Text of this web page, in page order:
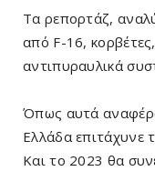
Τα ρεπορτάζ,
από F-16,
αντιπυραυλικά
Όπως αυτά
Ελλάδα επιτάχυνε
Και το 2023 θα